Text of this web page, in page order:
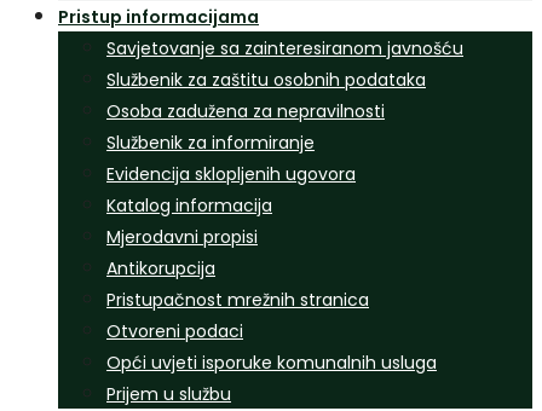
Pristup informacijama
Savjetovanje sa zainteresiranom javnošću
Službenik za zaštitu osobnih podataka
Osoba zadužena za nepravilnosti
Službenik za informiranje
Evidencija sklopljenih ugovora
Katalog informacija
Mjerodavni propisi
Antikorupcija
Pristupačnost mrežnih stranica
Otvoreni podaci
Opći uvjeti isporuke komunalnih usluga
Prijem u službu